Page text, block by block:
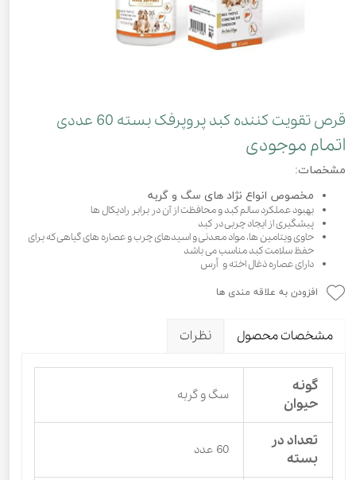
قرص تقویت کننده کبد پروپرفک بسته 60 عددی
اتمام موجودی
مشخصات:
مخصوص انواع نژاد های سگ و گربه
بهبود عملکرد سالم کبد و محافظت از آن در برابر رادیکال ها
پیشگیری از ایجاد چربی در کبد
حاوی ویتامین ها، مواد معدنی و اسیدهای چرب و عصاره های گیاهی که برای
حفظ سلامت کبد مناسب می باشد
دارای عصاره ذغال اخته و اُرس
افزودن به علاقه مندی ها
مشخصات محصول نظرات
گونه
حیوان
سگ و گربه
تعداد در
بسته
60 عدد